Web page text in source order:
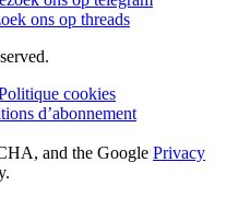
ons op threads
cookies
d’abonnement
and the Google Privacy